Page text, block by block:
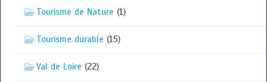
Tourisme de Nature (1)
Tourisme durable (15)
Val de Loire (22)